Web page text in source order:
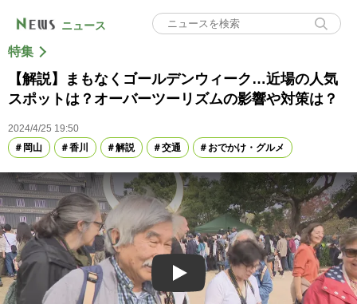
ニュース
特集
【解説】まもなくゴールデンウィーク…近場の人気
スポットは？オーバーツーリズムの影響や対策は？
2024/4/25 19:50
岡山
香川 解説 交通 おでかけ・グルメ
Play